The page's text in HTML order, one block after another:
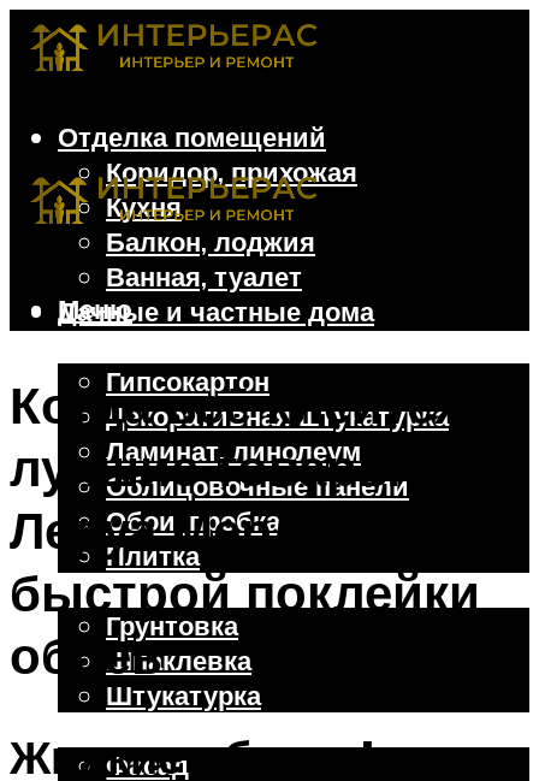
Отделка помещений
Коридор, прихожая
Кухня
Балкон, лоджия
Ванная, туалет
Дачные и частные дома
Гипсокартон
Декоративная штукатурка
Ламинат, линолеум
Облицовочные панели
Обои, пробка
Плитка
Отделочные работы
Грунтовка
Шпаклевка
Штукатурка
Фасад
Меню
Когда всё клеится:
лучшие товары
Леруа Мерлен для
быстрой поклейки
обоев
Жидкие обои в Leroy